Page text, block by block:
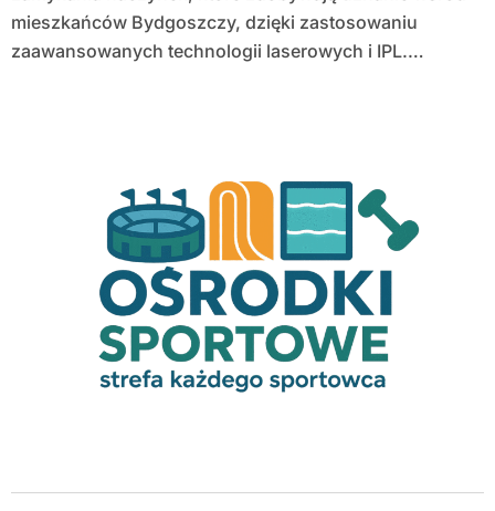
mieszkańców Bydgoszczy, dzięki zastosowaniu
zaawansowanych technologii laserowych i IPL.…